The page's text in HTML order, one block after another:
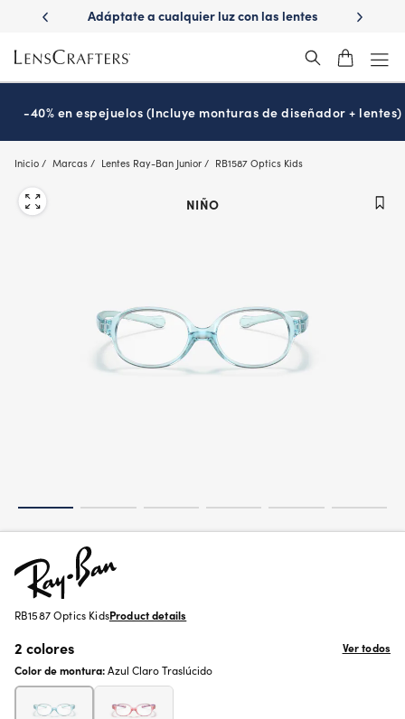
main
content
las lentes
¿Es hora de tu examen de la vista?
Disfruta -
-40% en espejuelos (Incluye monturas de diseñador + lentes)
Inicio Marcas Lentes Ray-Ban Junior RB1587 Optics Kids
NIÑO
RB1587 Optics KidsProduct details
2 colores
Ver todos
Color de montura:Azul Claro Traslúcido